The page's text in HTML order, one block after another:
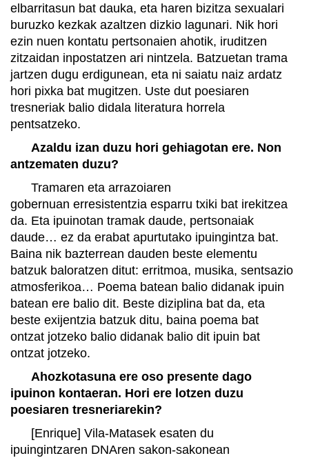
elbarritasun bat dauka, eta haren bizitza sexualari
buruzko kezkak azaltzen dizkio lagunari. Nik hori
ezin nuen kontatu pertsonaien ahotik, iruditzen
zitzaidan inpostatzen ari nintzela. Batzuetan trama
jartzen dugu erdigunean, eta ni saiatu naiz ardatz
hori pixka bat mugitzen. Uste dut poesiaren
tresneriak balio didala literatura horrela
pentsatzeko.
Azaldu izan duzu hori gehiagotan ere. Non
antzematen duzu?
Tramaren eta arrazoiaren
gobernuan erresistentzia esparru txiki bat irekitzea
da. Eta ipuinotan tramak daude, pertsonaiak
daude… ez da erabat apurtutako ipuingintza bat.
Baina nik bazterrean dauden beste elementu
batzuk baloratzen ditut: erritmoa, musika, sentsazio
atmosferikoa… Poema batean balio didanak ipuin
batean ere balio dit. Beste diziplina bat da, eta
beste exijentzia batzuk ditu, baina poema bat
ontzat jotzeko balio didanak balio dit ipuin bat
ontzat jotzeko.
Ahozkotasuna ere oso presente dago
ipuinon kontaeran. Hori ere lotzen duzu
poesiaren tresneriarekin?
[Enrique] Vila-Matasek esaten du
ipuingintzaren DNAren sakon-sakonean